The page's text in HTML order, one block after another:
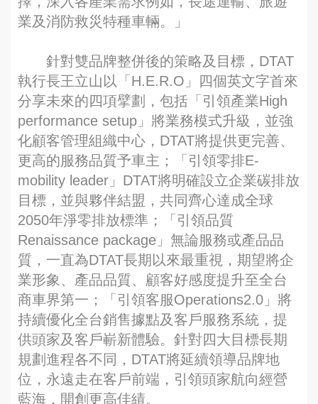
業及消防救災特種車輛。」
針對雙品牌整併後的策略及目標，DTAT
執行長王立山以「H.E.R.O」四個英文字首來
分享未來的四項擘劃，包括「引領產業High
performance setup」將業務模式升級，並強
化顧客管理組織中心，DTAT將提供更完善、
更高的服務品質予車主；「引領零排E-
mobility leader」DTAT將明確設立企業碳排放
目標，並與夥伴結盟，共同齊心達成全球
2050年淨零排放標準；「引領品質
Renaissance package」無論服務或產品品
質，一直為DTAT長期以來最重視，期望將企
業形象、產品品質、顧客好感度提升至全台
商車界第一；「引領客服Operations2.0」將
持續優化全台銷售據點及客戶服務系統，提
供頭家及客戶嶄新體驗。針對四大目標長期
規劃進程各不同，DTAT將延續領導品牌地
位，永遠走在客戶前端，引領頭家航向經營
藍海，開創更高佳績。